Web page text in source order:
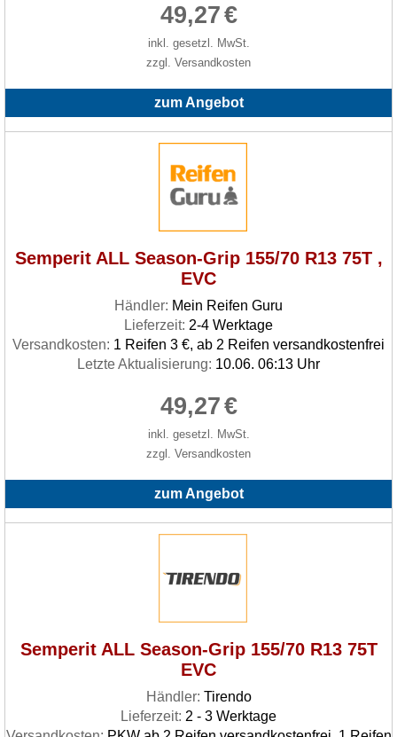
49,27€
inkl. gesetzl. MwSt.
zzgl. Versandkosten
zum Angebot
Semperit ALL Season-Grip 155/70 R13 75T ,
EVC
Händler: Mein Reifen Guru
Lieferzeit: 2-4 Werktage
Versandkosten: 1 Reifen 3 €, ab 2 Reifen versandkostenfrei
Letzte Aktualisierung: 10.06. 06:13 Uhr
49,27€
inkl. gesetzl. MwSt.
zzgl. Versandkosten
zum Angebot
Semperit ALL Season-Grip 155/70 R13 75T
EVC
Händler: Tirendo
Lieferzeit: 2 - 3 Werktage